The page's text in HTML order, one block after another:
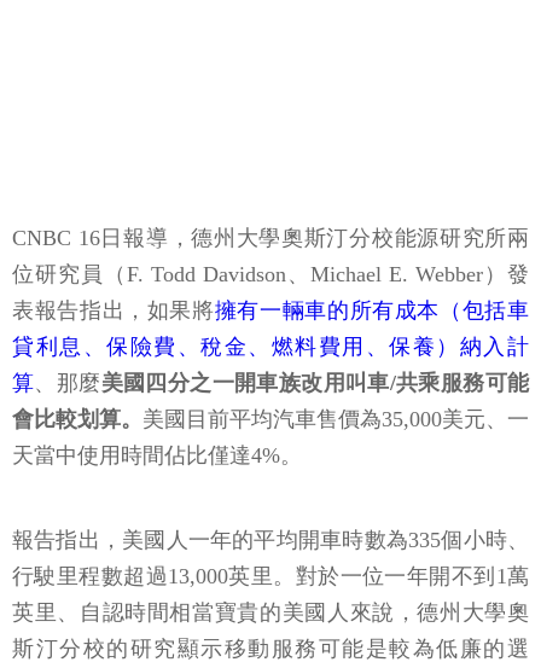
CNBC 16日報導，德州大學奧斯汀分校能源研究所兩
位研究員（F. Todd Davidson、Michael E. Webber）發
表報告指出，如果將擁有一輛車的所有成本（包括車
貸利息、保險費、稅金、燃料費用、保養）納入計
算、那麼美國四分之一開車族改用叫車/共乘服務可能
會比較划算。 美國目前平均汽車售價為35,000美元、一
天當中使用時間佔比僅達4%。
報告指出，美國人一年的平均開車時數為335個小時、
行駛里程數超過13,000英里。對於一位一年開不到1萬
英里、自認時間相當寶貴的美國人來說，德州大學奧
斯汀分校的研究顯示移動服務可能是較為低廉的選